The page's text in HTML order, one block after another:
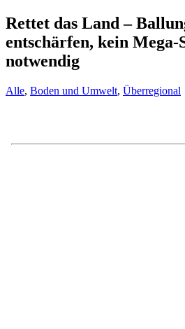
Rettet das Land –
entschärfen, kein Mega-
notwendig
Alle, Boden und Umwelt, Überregional